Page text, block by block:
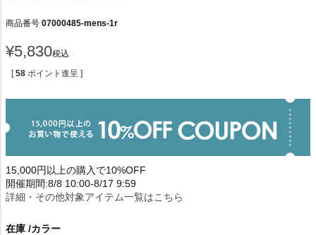
商品番号 07000485-mens-1r
¥5,830税込
[ 58 ポイント進呈 ]
15,000円以上の購入で10%OFF
開催期間:8/8 10:00-8/17 9:59
詳細・その他対象アイテム一覧はこちら
在庫 カラー